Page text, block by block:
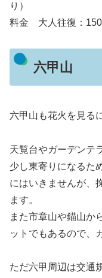
り）
料金 大人往復：
六甲山
六甲山も花火を見る
天覧台やガーデンテ
少し東寄りになるた
にはいきませんが、
ます。
また市章山や錨山か
ットでもあるので、
ただ六甲周辺は交通